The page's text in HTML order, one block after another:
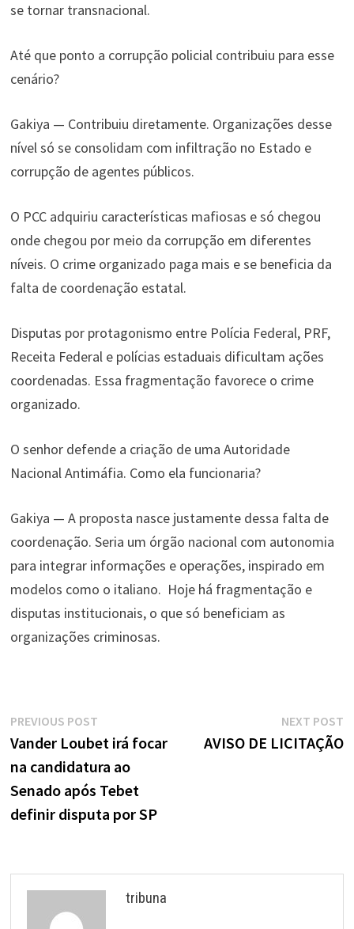
se tornar transnacional.
Até que ponto a corrupção policial contribuiu para esse
cenário?
Gakiya — Contribuiu diretamente. Organizações desse
nível só se consolidam com infiltração no Estado e
corrupção de agentes públicos.
O PCC adquiriu características mafiosas e só chegou
onde chegou por meio da corrupção em diferentes
níveis. O crime organizado paga mais e se beneficia da
falta de coordenação estatal.
Disputas por protagonismo entre Polícia Federal, PRF,
Receita Federal e polícias estaduais dificultam ações
coordenadas. Essa fragmentação favorece o crime
organizado.
O senhor defende a criação de uma Autoridade
Nacional Antimáfia. Como ela funcionaria?
Gakiya — A proposta nasce justamente dessa falta de
coordenação. Seria um órgão nacional com autonomia
para integrar informações e operações, inspirado em
modelos como o italiano. Hoje há fragmentação e
disputas institucionais, o que só beneficiam as
organizações criminosas.
Navegação
de
Post
PREVIOUS POSTPrevious
post:
Vander Loubet irá focar
na candidatura ao
Senado após Tebet
definir disputa por SP
NEXT POST
AVISO DE LICITAÇÃO
tribuna